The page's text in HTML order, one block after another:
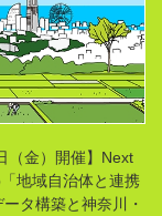
（金）開催】Next
地域自治体と連携
ータ構築と神奈川・